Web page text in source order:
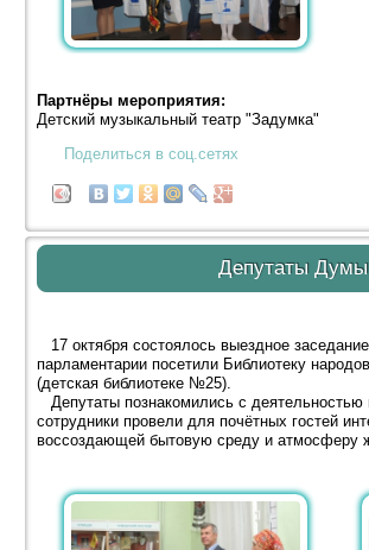
Партнёры мероприятия:
Детский музыкальный театр "Задумка"
Поделиться в соц.сетях
Депутаты Думы
17 октября состоялось выездное
парламентарии посетили Библиотеку
(детская библиотеке №25).
Депутаты познакомились с
сотрудники провели для почётных гостей
воссоздающей бытовую среду и атмосферу